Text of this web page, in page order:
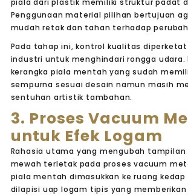
Penggunaan material pilihan bertujuan
mudah retak dan tahan terhadap
Pada tahap ini, kontrol kualitas
industri untuk menghindari rongga udara.
kerangka piala mentah yang sudah
sempurna sesuai desain namun masih
sentuhan artistik tambahan.
3. Proses Vacuum
untuk Efek Logam
Rahasia utama yang mengubah
mewah terletak pada prosesvacuum
piala mentah dimasukkan ke ruang
dilapisi uap logam tipis yang